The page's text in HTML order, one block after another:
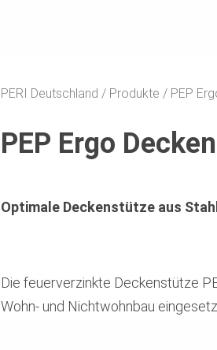
PERI Deutschland Produkte PEP
PEP Ergo
Optimale Deckenstütze aus
Die feuerverzinkte Deckenstütze
Wohn- und Nichtwohnbau